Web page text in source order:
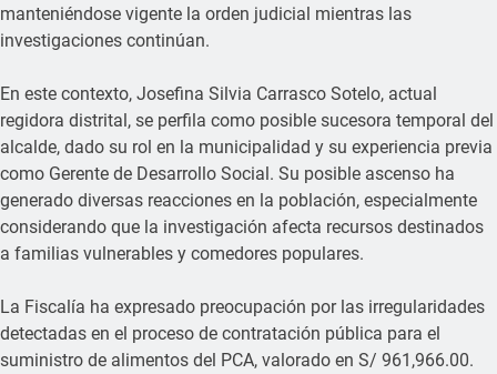
manteniéndose vigente la orden judicial mientras las
investigaciones continúan.
En este contexto, Josefina Silvia Carrasco Sotelo, actual
regidora distrital, se perfila como posible sucesora temporal del
alcalde, dado su rol en la municipalidad y su experiencia previa
como Gerente de Desarrollo Social. Su posible ascenso ha
generado diversas reacciones en la población, especialmente
considerando que la investigación afecta recursos destinados
a familias vulnerables y comedores populares.
La Fiscalía ha expresado preocupación por las irregularidades
detectadas en el proceso de contratación pública para el
suministro de alimentos del PCA, valorado en S/ 961,966.00.